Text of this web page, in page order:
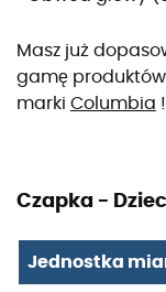
Masz już
gamę
marki Columbia !
Czapka -
Jednostka